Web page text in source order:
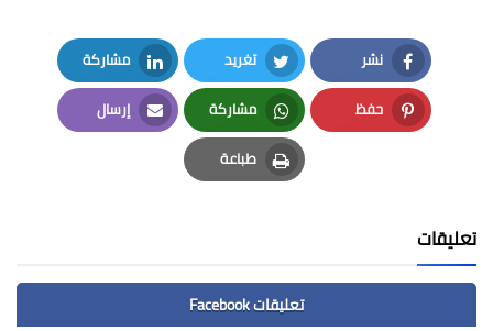
نشر
Facebook
تغريد
Twitter
مشاركة
LinkedIn
حفظ
Pinterest
مشاركة
Whatsapp
إرسال
Email
طباعة
Print
تعليقات
تعليقات Facebook